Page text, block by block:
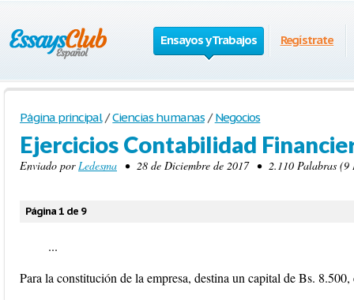
Ensayos y Trabajos Regístrate
Página principal / Ciencias humanas / Negocios
Ejercicios Contabilidad
Enviado porLedesma • 28 de Diciembre de 2017 • 2.110 Palabras
Página 1 de 9
...
Para la constitución de la empresa, destina un capital de Bs.